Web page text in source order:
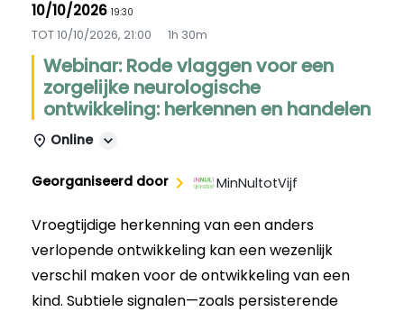
10/10/2026 19:30
TOT10/10/2026, 21:00 1h 30m
Webinar: Rode vlaggen voor een
zorgelijke neurologische
ontwikkeling: herkennen en handelen
Online
Georganiseerd door MinNultotVijf
Vroegtijdige herkenning van een anders
verlopende ontwikkeling kan een wezenlijk
verschil maken voor de ontwikkeling van een
kind. Subtiele signalen—zoals persisterende